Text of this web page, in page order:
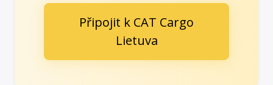
Připojit k CAT Cargo
Lietuva